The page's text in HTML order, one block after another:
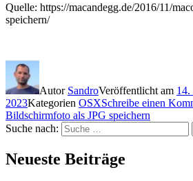
Quelle: https://macandegg.de/2016/11/
speichern/
Autor SandroVeröffentlicht am 14.
2023Kategorien OSXSchreibe einen
Bildschirmfoto als JPG speichern
Suche nach:
Neueste Beiträge